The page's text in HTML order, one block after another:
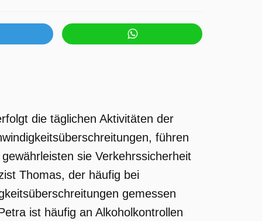
die täglichen Aktivitäten der
führen
sie Verkehrssicherheit
Thomas, der häufig bei
gemessen
ist häufig an Alkoholkontrollen